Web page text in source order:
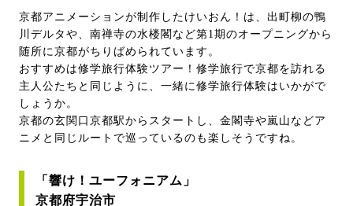
京都アニメーションが制作したけいおん！は、出町柳の鴨
川デルタや、南禅寺の水楼閣など第1期のオープニングから
随所に京都がちりばめられています。
おすすめは修学旅行体験ツアー！修学旅行で京都を訪れる
主人公たちと同じように、一緒に修学旅行体験はいかがで
しょうか。
京都の玄関口京都駅からスタートし、金閣寺や嵐山などア
ニメと同じルートで巡っているのも楽しそうですね。
「響け！ユーフォニアム」
京都府宇治市